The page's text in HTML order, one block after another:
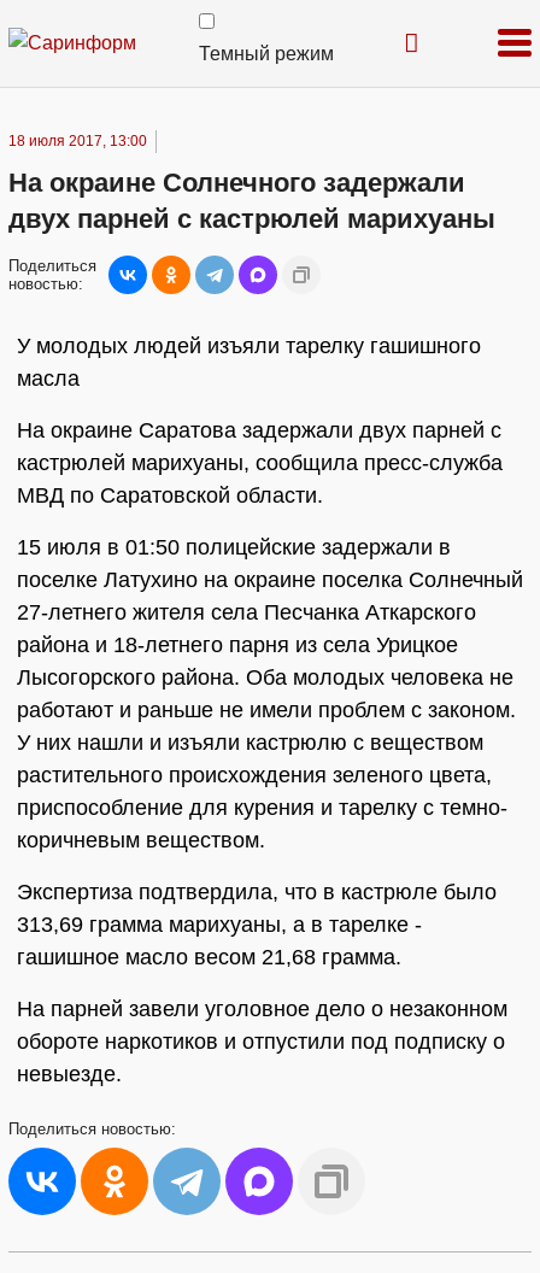
Темный режим
18 июля 2017, 13:00
На окраине Солнечного задержали
двух парней с кастрюлей марихуаны
Поделиться
новостью:
У молодых людей изъяли тарелку гашишного
масла
На окраине Саратова задержали двух парней с
кастрюлей марихуаны, сообщила пресс-служба
МВД по Саратовской области.
15 июля в 01:50 полицейские задержали в
поселке Латухино на окраине поселка Солнечный
27-летнего жителя села Песчанка Аткарского
района и 18-летнего парня из села Урицкое
Лысогорского района. Оба молодых человека не
работают и раньше не имели проблем с законом.
У них нашли и изъяли кастрюлю с веществом
растительного происхождения зеленого цвета,
приспособление для курения и тарелку с темно-
коричневым веществом.
Экспертиза подтвердила, что в кастрюле было
313,69 грамма марихуаны, а в тарелке -
гашишное масло весом 21,68 грамма.
На парней завели уголовное дело о незаконном
обороте наркотиков и отпустили под подписку о
невыезде.
Поделиться новостью: